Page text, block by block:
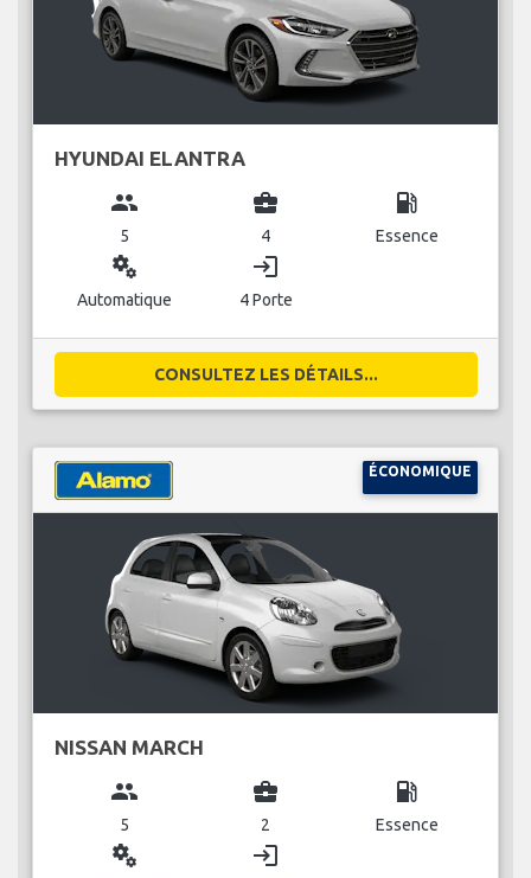
HYUNDAI ELANTRA
group
5
business_center
4
local_gas_station
Essence
miscellaneous_services
Automatique
login
4 Porte
CONSULTEZ LES DÉTAILS...
ÉCONOMIQUE
NISSAN MARCH
group
5
business_center
2
local_gas_station
Essence
miscellaneous_services login